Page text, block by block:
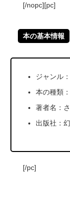
[/nopc][pc]
本の基本情報
ジャンル
本の種類
著者名：
出版社：
[/pc]